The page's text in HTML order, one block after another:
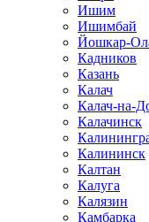
Ишим
Ишимбай
Йошкар-
Кадников
Казань
Калач
Калач-на-
Калачинск
Калининск
Калтан
Калуга
Калязин
Камбарка